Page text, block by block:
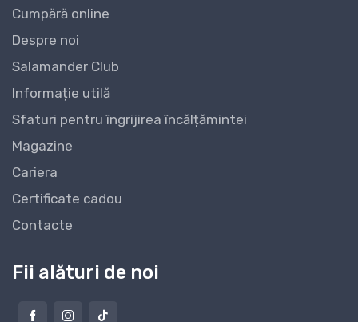
Cumpără online
Despre noi
Salamander Club
Informație utilă
Sfaturi pentru îngrijirea încălțămintei
Magazine
Cariera
Certificate cadou
Contacte
Fii alături de noi